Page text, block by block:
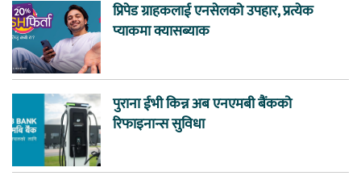
प्रिपेड ग्राहकलाई एनसेलको उपहार, प्रत्येक
प्याकमा क्यासब्याक
पुराना ईभी किन्न अब एनएमबी बैंकको
रिफाइनान्स सुविधा